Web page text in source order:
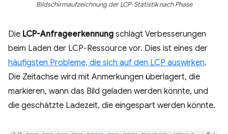
Bildschirmaufzeichnung der LCP-Statistik nach Phase
Die LCP-Anfrageerkennung schlägt Verbesserungen
beim Laden der LCP-Ressource vor. Dies ist eines der
häufigsten Probleme, die sich auf den LCP auswirken.
Die Zeitachse wird mit Anmerkungen überlagert, die
markieren, wann das Bild geladen werden könnte, und
die geschätzte Ladezeit, die eingespart werden könnte.